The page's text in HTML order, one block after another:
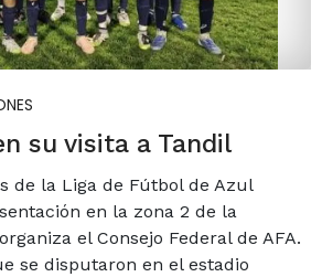
su visita a Tandil
de la Liga de Fútbol de Azul
en la zona 2 de la
el Consejo Federal de AFA.
se disputaron en el estadio